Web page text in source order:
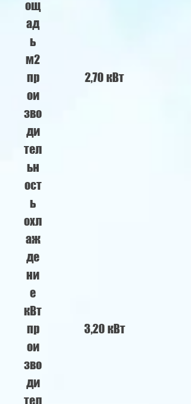
ощ
ад
ь
м2
пр
ои
зво
ди
тел
ьн
ост
ь
охл
аж
де
ни
е
кВт
2,70 кВт
пр
ои
зво
ди
тел
3,20 кВт